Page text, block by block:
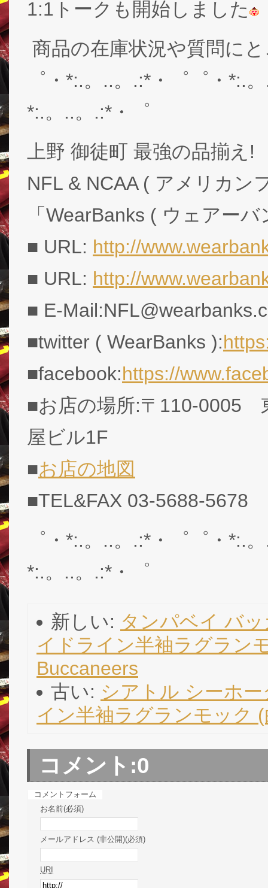
1:1トークも開始しました
商品の在庫状況や質問に
゜・*:.。..。.:*・゜゜・*:.
*:.。..。.:*・゜
上野 御徒町 最強の品揃え!
NFL & NCAA ( アメリカン
「WearBanks ( ウェアー
■ URL: http://
■ URL: http://
■ E-
■twitter ( WearBanks ):
■facebook:https://
■お店の場所:〒110-0005
屋ビル1F
■お店の地図
■TEL&FAX 03-5688-5678
゜・*:.。..。.:*・゜゜・*:.
*:.。..。.:*・゜
新しい: タンパベイ バ
イドライン半袖ラグラン
Buccaneers
古い: シアトル シーホ
イン半袖ラグランモック
コメント:0
コメントフォーム
お名前(必須)
メールアドレス (非公開)(必須)
URI